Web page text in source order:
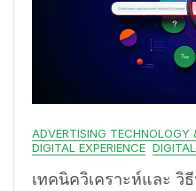
ADVERTISING TECHNOLOGY
DIGITAL EXPERIENCE
เทคนิควิเคราะห์และ วิ